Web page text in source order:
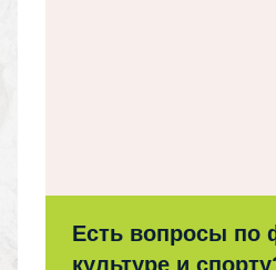
Есть вопросы по
культуре и